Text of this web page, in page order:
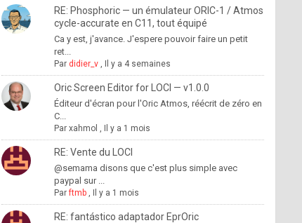
RE: Phosphoric — un émulateur ORIC-1 / Atmos
cycle-accurate en C11, tout équipé
Ca y est, j'avance. J'espere pouvoir faire un petit
ret...
Par didier_v, Il y a 4 semaines
Oric Screen Editor for LOCI — v1.0.0
Éditeur d'écran pour l'Oric Atmos, réécrit de zéro en
C...
Par xahmol , Il y a 1 mois
RE: Vente du LOCI
@semama disons que c'est plus simple avec
paypal sur ...
Parftmb, Il y a 1 mois
RE: fantástico adaptador EprOric